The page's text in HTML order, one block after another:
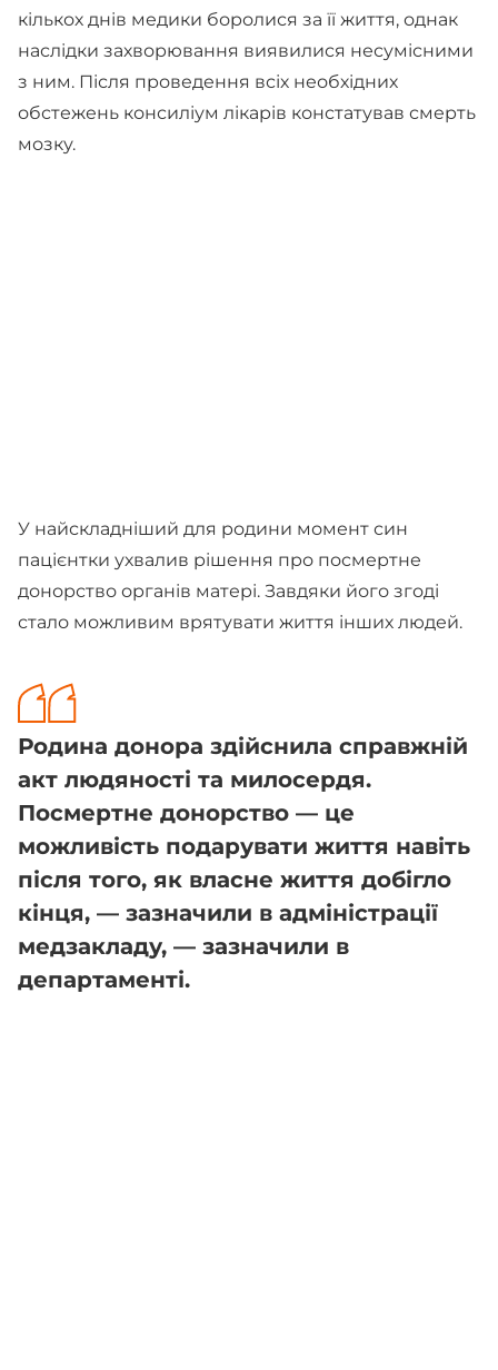
кількох днів медики боролися за її життя, однак
наслідки захворювання виявилися несумісними
з ним. Після проведення всіх необхідних
обстежень консиліум лікарів констатував смерть
мозку.
У найскладніший для родини момент син
пацієнтки ухвалив рішення про посмертне
донорство органів матері. Завдяки його згоді
стало можливим врятувати життя інших людей.
Родина донора здійснила справжній
акт людяності та милосердя.
Посмертне донорство — це
можливість подарувати життя навіть
після того, як власне життя добігло
кінця, — зазначили в адміністрації
медзакладу, — зазначили в
департаменті.